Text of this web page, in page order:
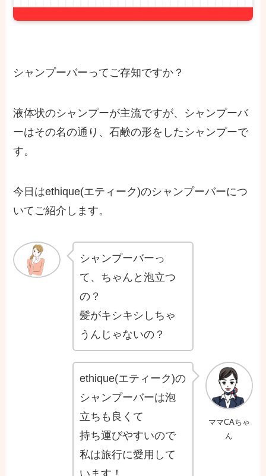
シャンプーバーってご存知ですか？
液体状のシャンプーが主流ですが、シャンプーバ
ーはその名の通り、石鹸の形をしたシャンプーで
す。
今日はethique(エティーク)のシャンプーバーにつ
いてご紹介します。
シャンプーバーっ
て、ちゃんと泡立つ
の？
髪がキシキシしちゃ
うんじゃないの？
ママCAちゃ
ん
ethique(エティーク)の
シャンプーバーは泡
立ちも良くて
持ち運びやすいので
私は旅行に愛用して
います！